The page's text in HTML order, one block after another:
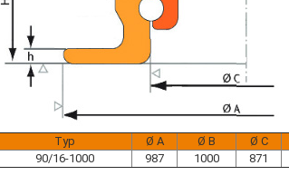
Typ Ø A Ø B Ø C
90/16-1000
987 1000 871